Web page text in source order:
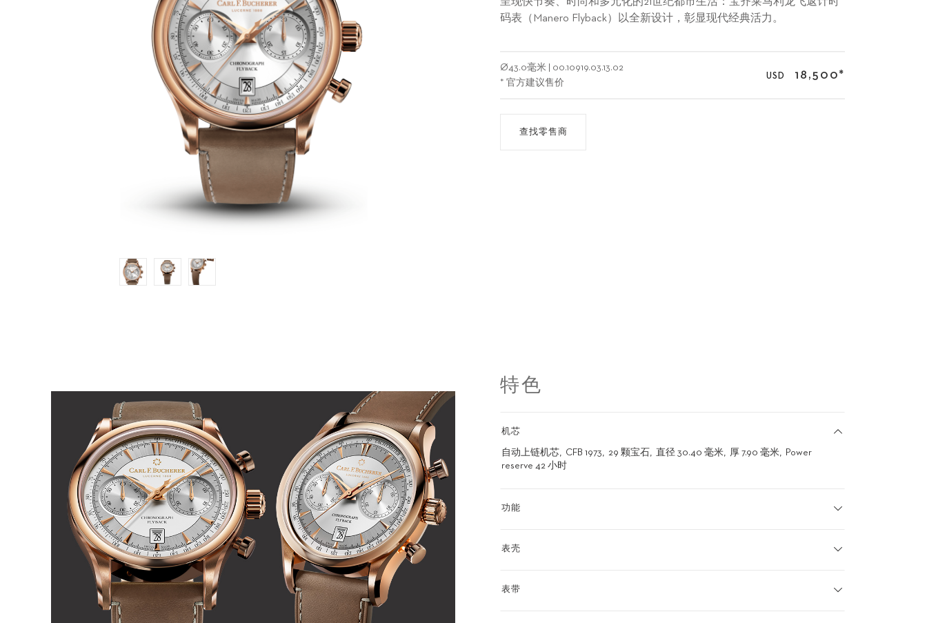
码表（Manero Flyback）以全新设计，彰显现代经典活力。
Ø43.0毫米
00.10919.03.13.02
* 官方建议售价
USD 18,500*
查找零售商
特色
机芯
自动上链机芯 CFB 1973 29 颗宝石 直径 30.40 毫米 厚 7.90 毫米
Power
reserve 42 小时
功能
表壳
表带